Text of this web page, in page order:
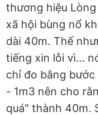
thương hiệu
xã hội bùng nổ
dài 40m. Thế
tiếng xin lỗi vì...
chỉ đo bằng
- 1m3 nên cho
quá" thành 40m.